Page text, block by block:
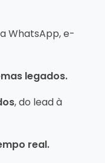
WhatsApp, e-
legados.
, do lead à
real.